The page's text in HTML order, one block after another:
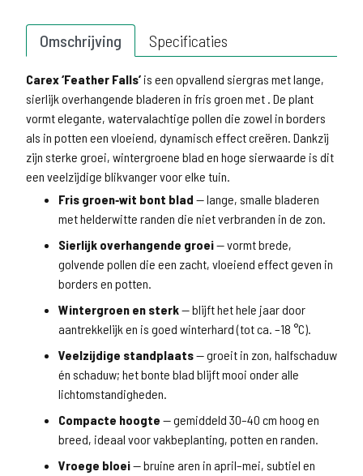
Omschrijving Specificaties
Carex ‘Feather Falls’ is een opvallend siergras met lange,
sierlijk overhangende bladeren in fris groen met . De plant
vormt elegante, watervalachtige pollen die zowel in borders
als in potten een vloeiend, dynamisch effect creëren. Dankzij
zijn sterke groei, wintergroene blad en hoge sierwaarde is dit
een veelzijdige blikvanger voor elke tuin.
Fris groen‑wit bont blad — lange, smalle bladeren
met helderwitte randen die niet verbranden in de zon.
Sierlijk overhangende groei— vormt brede,
golvende pollen die een zacht, vloeiend effect geven in
borders en potten.
Wintergroen en sterk— blijft het hele jaar door
aantrekkelijk en is goed winterhard (tot ca. –18 °C).
Veelzijdige standplaats— groeit in zon, halfschaduw
én schaduw; het bonte blad blijft mooi onder alle
lichtomstandigheden.
Compacte hoogte — gemiddeld 30–40 cm hoog en
breed, ideaal voor vakbeplanting, potten en randen.
Vroege bloei— bruine aren in april–mei, subtiel en